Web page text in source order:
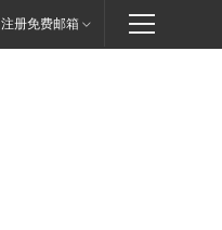
注册免费邮箱